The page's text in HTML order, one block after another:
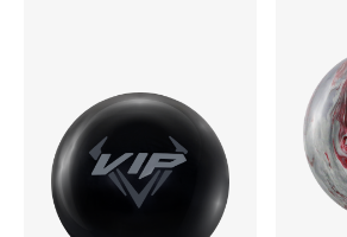
Frixion M4 Solid MCP
コア
Gear Symmetric